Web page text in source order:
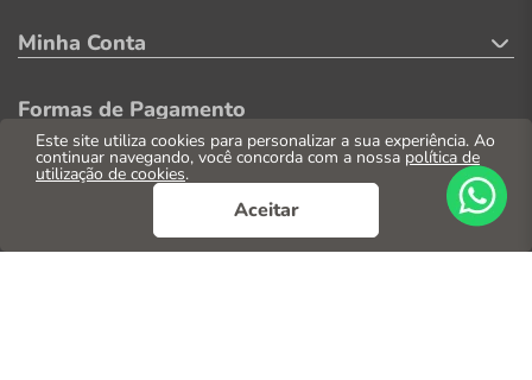
Este site utiliza cookies para personalizar a sua experiência. Ao
continuar navegando, você concorda com a nossapolítica de
utilização de cookies.
Aceitar
Minha Conta
Formas de Pagamento